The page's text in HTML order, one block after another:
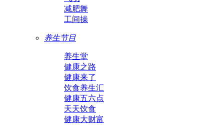
减肥舞
工间操
养生节目
养生堂
健康之路
健康来了
饮食养生汇
健康五六点
天天饮食
健康大财富